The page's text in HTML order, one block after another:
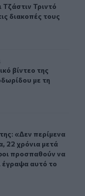
Τζάστιν Τριντό
Τζάστιν Τριντό
διακοπές τους
Θεοδωρίδου με τη
βίντεο της
βίντεο της
με τη
αχαριστία, 22
«Δεν περίμενα
«Δεν περίμενα
22 χρόνια μετά
προσπαθούν να
έγραψα αυτό το